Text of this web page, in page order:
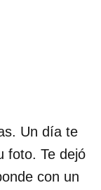
Un día te
foto. Te dejó
con un